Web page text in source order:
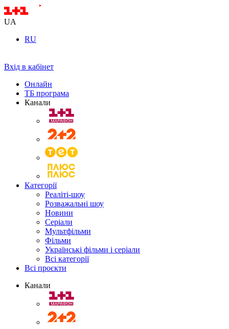
UA
RU
Вхід в кабінет
Онлайн
ТБ програма
Канали
Категорії
Реаліті-шоу
Розважальні шоу
Новини
Серіали
Мультфільми
Фільми
Українські фільми і серіали
Всі категорії
Всі проєкти
Канали